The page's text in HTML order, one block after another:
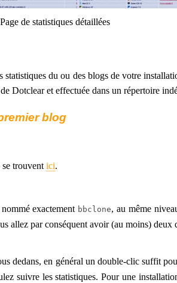
Page de statistiques détaillées
du ou des blogs de votre
Dotclear et effectuée dans un répertoire
blog
se trouventici.
exactement bbclone, au même
allez par conséquent avoir (au moins) deux
dedans, en général un double-clic suffit
suivre les statistiques. Pour une